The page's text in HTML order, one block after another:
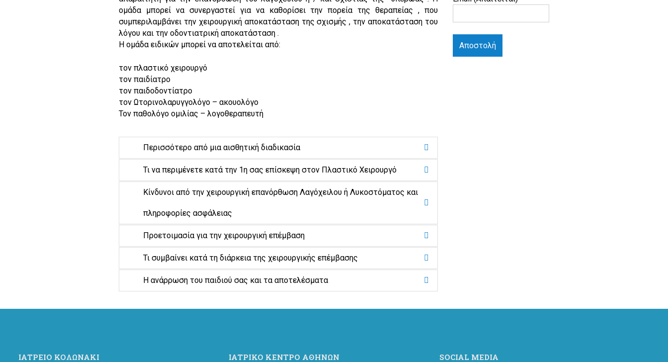
ομάδα μπορεί να συνεργαστεί για να καθορίσει την πορεία της θεραπείας , που
συμπεριλαμβάνει την χειρουργική αποκατάσταση της σχισμής , την αποκατάσταση του
λόγου και την οδοντιατρική αποκατάσταση .
Η ομάδα ειδικών μπορεί να αποτελείται από:
τον πλαστικό χειρουργό
τον παιδίατρο
τον παιδοδοντίατρο
τον Ωτορινολαρυγγολόγο – ακουολόγο
Τον παθολόγο ομιλίας – λογοθεραπευτή
Περισσότερο από μια αισθητική διαδικασία
Τι να περιμένετε κατά την 1η σας επίσκεψη στον Πλαστικό Χειρουργό
Κίνδυνοι από την χειρουργική επανόρθωση Λαγόχειλου ή Λυκοστόματος και
πληροφορίες ασφάλειας
Προετοιμασία για την χειρουργική επέμβαση
Τι συμβαίνει κατά τη διάρκεια της χειρουργικής επέμβασης
Η ανάρρωση του παιδιού σας και τα αποτελέσματα
ΙΑΤΡΕΙΟ ΚΟΛΩΝΑΚΙ ΙΑΤΡΙΚΟ ΚΕΝΤΡΟ ΑΘΗΝΩΝ SOCIAL MEDIA